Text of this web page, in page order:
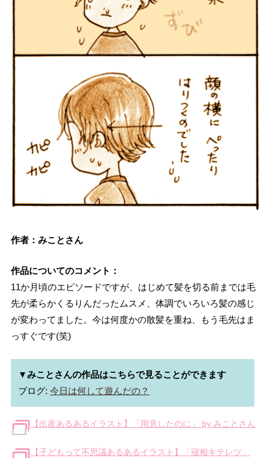
作者：みことさん
作品についてのコメント：
11か月頃のエピソードですが、はじめて髪を切る前までは毛
先が柔らかくるりんだったムスメ、体調でいろいろ髪の感じ
が変わってました。今は何度かの散髪を重ね、もう毛先はま
っすぐです(笑)
▼みことさんの作品はこちらで見ることができます
ブログ: 今日は何して遊んだの？
【出産あるあるイラスト】「用意したのに」 by みことさん
【子どもって不思議あるあるイラスト】「寝相キテレツ」